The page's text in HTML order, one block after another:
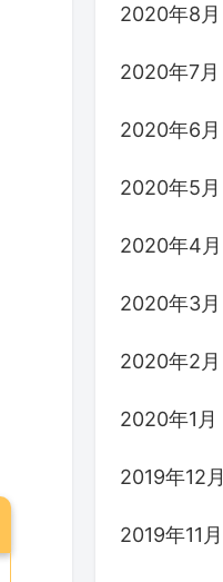
2020年8月
2020年7月
2020年6月
2020年5月
2020年4月
2020年3月
2020年2月
2020年1月
2019年12月
2019年11月